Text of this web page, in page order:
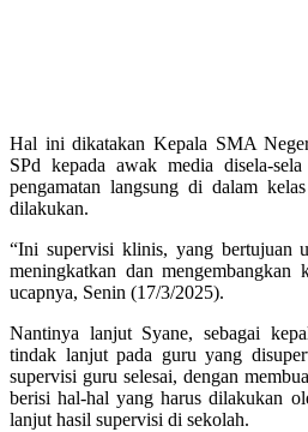
Hal ini dikatakan Kepala SMA
SPd kepada awak media disela-
pengamatan langsung di dalam
dilakukan.
“Ini supervisi klinis, yang bertujuan
meningkatkan dan mengembangkan
ucapnya, Senin (17/3/2025).
Nantinya lanjut Syane, sebagai
tindak lanjut pada guru yang
supervisi guru selesai, dengan
berisi hal-hal yang harus dilakukan
lanjut hasil supervisi di sekolah.